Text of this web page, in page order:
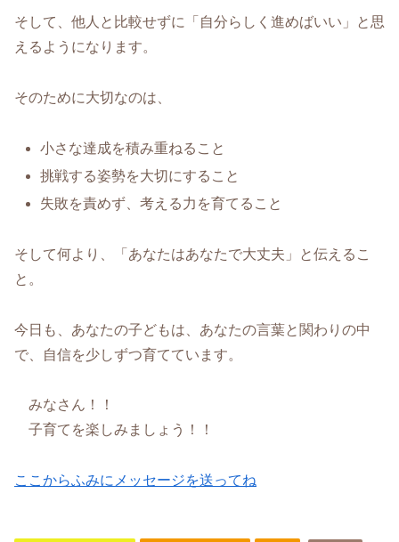
そして、他人と比較せずに「自分らしく進めばいい」と思
えるようになります。
そのために大切なのは、
小さな達成を積み重ねること
挑戦する姿勢を大切にすること
失敗を責めず、考える力を育てること
そして何より、「あなたはあなたで大丈夫」と伝えるこ
と。
今日も、あなたの子どもは、あなたの言葉と関わりの中
で、自信を少しずつ育てています。
みなさん！！
子育てを楽しみましょう！！
ここからふみにメッセージを送ってね